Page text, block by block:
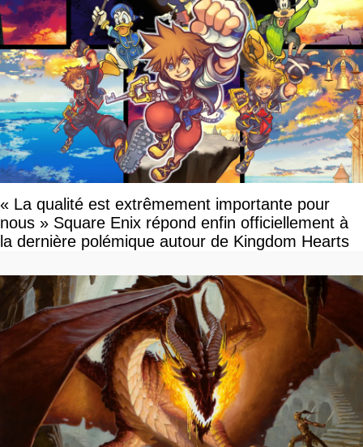
« La qualité est extrêmement importante pour
nous » Square Enix répond enfin officiellement à
la dernière polémique autour de Kingdom Hearts